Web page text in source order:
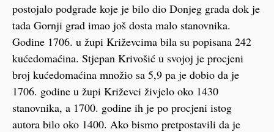
postojalo podgrađe koje je bilo dio Donjeg grada dok je
tada Gornji grad imao još dosta malo stanovnika.
Godine 1706. u župi Križevcima bila su popisana 242
kućedomaćina. Stjepan Krivošić u svojoj je procjeni
broj kućedomaćina množio sa 5,9 pa je dobio da je
1706. godine u župi Križevci živjelo oko 1430
stanovnika, a 1700. godine ih je po procjeni istog
autora bilo oko 1400. Ako bismo pretpostavili da je